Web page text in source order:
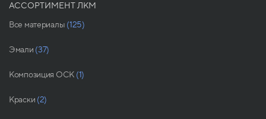
АССОРТИМЕНТ ЛКМ
Все материалы (125)
Эмали (37)
Композиция ОСК (1)
Краски (2)